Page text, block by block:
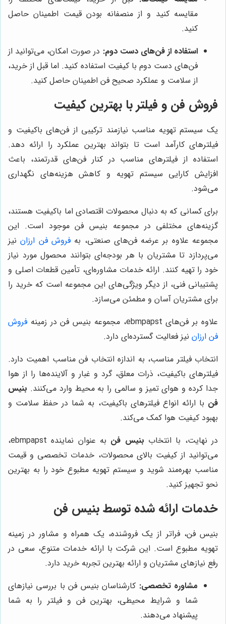
مقایسه کنید و از منصفانه بودن قیمت اطمینان حاصل
کنید.
استفاده از فن‌های دست دوم: در صورت امکان، می‌توانید از
فن‌های دست دوم با کیفیت استفاده کنید. اما قبل از خرید،
از سلامت و عملکرد صحیح فن اطمینان حاصل کنید.
فروش فن و فیلتر با بهترین کیفیت
یک سیستم تهویه مناسب نیازمند ترکیبی از فن‌های باکیفیت و
فیلترهای کارآمد است تا بتواند بهترین عملکرد را ارائه دهد.
استفاده از فیلترهای مناسب در کنار فن‌های قدرتمند، باعث
افزایش کارایی سیستم تهویه و کاهش هزینه‌های نگهداری
می‌شود.
برای کسانی که به دنبال محصولات اقتصادی اما باکیفیت هستند،
گزینه‌های مختلفی در مجموعه بنیس فن موجود است. این
مجموعه علاوه بر عرضه فن‌های صنعتی، بهفروش فن ارزاننیز
می‌پردازد تا مشتریان با هر بودجه‌ای بتوانند محصول مورد نیاز
خود را تهیه کنند. ارائه خدمات مشاوره‌ای، تأمین قطعات اصلی و
پشتیبانی فنی، از دیگر ویژگی‌های این مجموعه است که خرید را
برای مشتریان آسان و مطمئن می‌سازد.
علاوه بر فن‌های ebmpapst، مجموعه بنیس فن در زمینه
فروش
فن ارزان نیز فعالیت گسترده‌ای دارد.
انتخاب فیلتر مناسب، به اندازه انتخاب فن مناسب اهمیت دارد.
فیلترهای باکیفیت، ذرات معلق، گرد و غبار و آلاینده‌ها را از هوا
جدا کرده و هوای تمیز و سالمی را به محیط وارد می‌کنند. بنیس
فن با ارائه انواع فیلترهای باکیفیت، به شما در حفظ سلامت و
بهبود کیفیت هوا کمک می‌کند.
در نهایت، با انتخاب بنیس فن
به عنوان نماینده ebmpapst،
می‌توانید از کیفیت بالای محصولات، خدمات تخصصی و قیمت
مناسب بهره‌مند شوید و سیستم تهویه مطبوع خود را به بهترین
نحو تجهیز کنید.
خدمات ارائه شده توسط بنیس فن
بنیس فن، فراتر از یک فروشنده، یک همراه و مشاور در زمینه
تهویه مطبوع است. این شرکت با ارائه خدمات متنوع، سعی در
رفع نیازهای مشتریان و ارائه بهترین تجربه خرید دارد.
مشاوره تخصصی: کارشناسان بنیس فن با بررسی نیازهای
شما و شرایط محیطی، بهترین فن و فیلتر را به شما
پیشنهاد می‌دهند.